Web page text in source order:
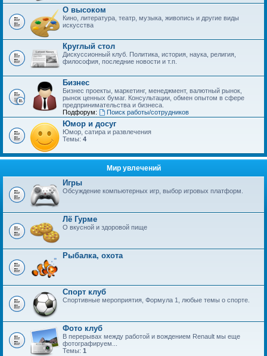
О высоком
Кино, литература, театр, музыка, живопись и другие виды
искусства
Круглый стол
Дискуссионный клуб. Политика, история, наука, религия,
философия, последние новости и т.п.
Бизнес
Бизнес проекты, маркетинг, менеджмент, валютный рынок,
рынок ценных бумаг. Консультации, обмен опытом в сфере
предпринимательства и бизнеса.
Подфорум:
Поиск работы/сотрудников
Юмор и досуг
Юмор, сатира и развлечения
Темы: 4
Мир увлечений
Игры
Обсуждение компьютерных игр, выбор игровых платформ.
Лё Гурме
О вкусной и здоровой пище
Рыбалка, охота
Спорт клуб
Спортивные мероприятия, Формула 1, любые темы о спорте.
Фото клуб
В перерывах между работой и вождением Renault мы еще
фотографируем...
Темы: 1